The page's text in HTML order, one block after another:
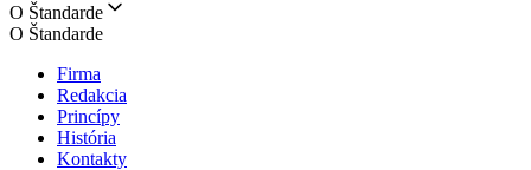
O Štandarde
O Štandarde
Firma
Redakcia
Princípy
História
Kontakty